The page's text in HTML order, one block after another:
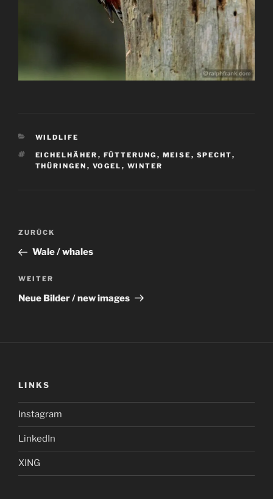
KATEGORIEN
WILDLIFE
SCHLAGWÖRTER
EICHELHÄHER , FÜTTERUNG , MEISE , SPECHT,
THÜRINGEN , VOGEL , WINTER
Beitragsnavigation
Vorheriger
Beitrag
ZURÜCK
Wale / whales
Nächster
Beitrag
WEITER
Neue Bilder / new images
LINKS
Instagram
LinkedIn
XING